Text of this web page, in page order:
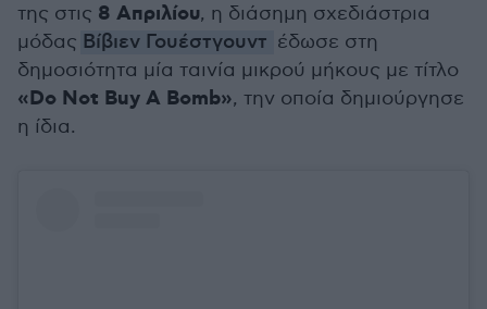
της στις 8 Απριλίου, η διάσημη σχεδιάστρια
μόδας Βίβιεν Γουέστγουντ έδωσε στη
δημοσιότητα μία ταινία μικρού μήκους με τίτλο
«Do Not Buy A Bomb», την οποία δημιούργησε
η ίδια.